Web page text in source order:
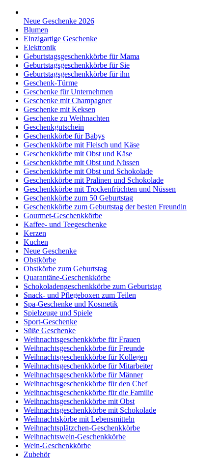
Neue Geschenke 2026
Blumen
Einzigartige Geschenke
Elektronik
Geburtstagsgeschenkkörbe für Mama
Geburtstagsgeschenkkörbe für Sie
Geburtstagsgeschenkkörbe für ihn
Geschenk-Türme
Geschenke für Unternehmen
Geschenke mit Champagner
Geschenke mit Keksen
Geschenke zu Weihnachten
Geschenkgutschein
Geschenkkörbe für Babys
Geschenkkörbe mit Fleisch und Käse
Geschenkkörbe mit Obst und Käse
Geschenkkörbe mit Obst und Nüssen
Geschenkkörbe mit Obst und Schokolade
Geschenkkörbe mit Pralinen und Schokolade
Geschenkkörbe mit Trockenfrüchten und Nüssen
Geschenkkörbe zum 50 Geburtstag
Geschenkkörbe zum Geburtstag der besten Freundin
Gourmet-Geschenkkörbe
Kaffee- und Teegeschenke
Kerzen
Kuchen
Neue Geschenke
Obstkörbe
Obstkörbe zum Geburtstag
Quarantäne-Geschenkkörbe
Schokoladengeschenkkörbe zum Geburtstag
Snack- und Pflegeboxen zum Teilen
Spa-Geschenke und Kosmetik
Spielzeuge und Spiele
Sport-Geschenke
Süße Geschenke
Weihnachtsgeschenkkörbe für Frauen
Weihnachtsgeschenkkörbe für Freunde
Weihnachtsgeschenkkörbe für Kollegen
Weihnachtsgeschenkkörbe für Mitarbeiter
Weihnachtsgeschenkkörbe für Männer
Weihnachtsgeschenkkörbe für den Chef
Weihnachtsgeschenkkörbe für die Familie
Weihnachtsgeschenkkörbe mit Obst
Weihnachtsgeschenkkörbe mit Schokolade
Weihnachtskörbe mit Lebensmitteln
Weihnachtsplätzchen-Geschenkkörbe
Weihnachtswein-Geschenkkörbe
Wein-Geschenkkörbe
Zubehör